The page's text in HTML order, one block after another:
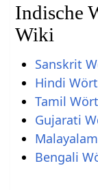
Indische
Wiki
Sanskrit
Hindi
Tamil
Gujarati
Bengali